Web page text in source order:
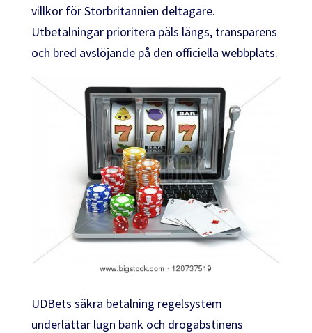
villkor för Storbritannien deltagare.
Utbetalningar prioritera päls längs, transparens
och bred avslöjande på den officiella webbplats.
UDBets säkra betalning regelsystem
underlättar lugn bank och drogabstinens